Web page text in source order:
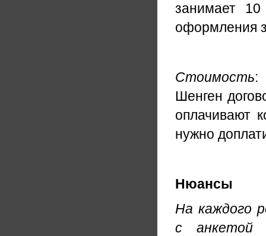
занимает
оформления
Стоимость:
Шенген
оплачивают
нужно
Нюансы
На каждого
с анкетой